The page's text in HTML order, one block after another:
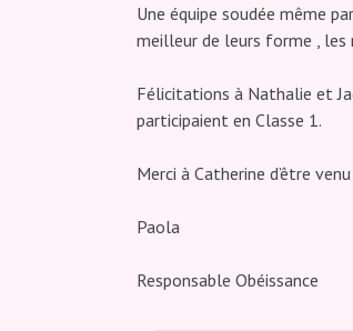
Une équipe soudée même
meilleur de leurs forme , les
Félicitations à Nathalie et
participaient en Classe 1.
Merci à Catherine d’être
Paola
Responsable Obéissance